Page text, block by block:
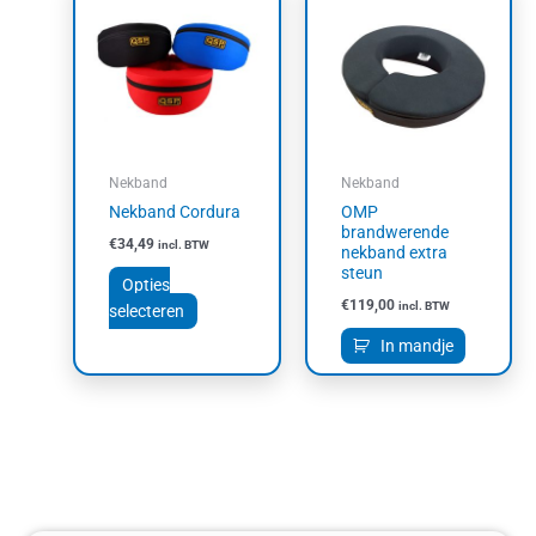
Nekband
Nekband Cordura
€34,49 incl. BTW
Opties
selecteren
heeft
meerdere
variaties.
Deze
worden
op
productpagina
Nekband
OMP
brandwerende
nekband extra
steun
€119,00 incl. BTW
In mandje